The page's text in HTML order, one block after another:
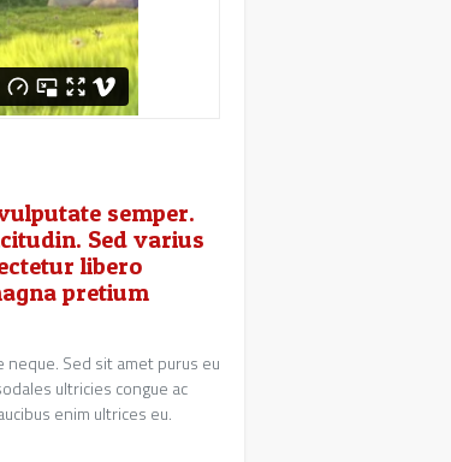
semper.
Sed varius
libero
pretium
Sed sit amet purus eu
ultricies congue ac
enim ultrices eu.